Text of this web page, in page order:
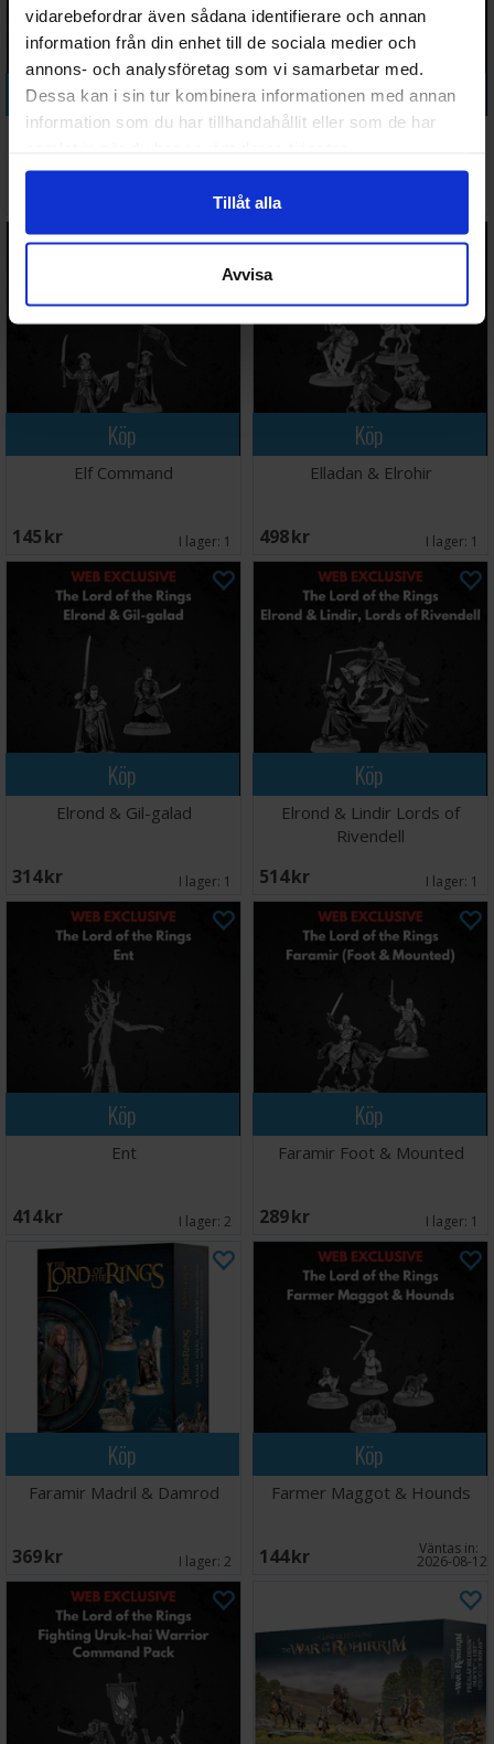
vidarebefordrar även sådana identifierare och annan
information från din enhet till de sociala medier och
annons- och analysföretag som vi samarbetar med.
Dessa kan i sin tur kombinera informationen med annan
information som du har tillhandahållit eller som de har
Tillåt alla
Avvisa
Köp
Easterling Mounted
I lager:1
Köp
Elendil & Isildur
334 SEK
Köp
Elf Command
145 SEK I lager: 1
Köp
Elladan & Elrohir
498 SEK I lager: 1
Köp
Elrond & Gil-galad
314 SEK I lager: 1
Köp
Elrond & Lindir Lords of
Rivendell
514 SEK I lager: 1
Köp
Ent
414 SEK I lager: 2
Köp
Faramir Foot & Mounted
289 SEK I lager: 1
Köp
Faramir Madril & Damrod
369 SEK I lager: 2
Köp
Farmer Maggot & Hounds
144 SEK Väntas in:
2026-08-12